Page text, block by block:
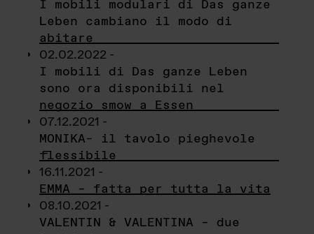
I mobili modulari di Das ganze
Leben cambiano il modo di
abitare
02.02.2022 -
I mobili di Das ganze Leben
sono ora disponibili nel
negozio smow a Essen
07.12.2021 -
MONIKA– il tavolo pieghevole
flessibile
16.11.2021 -
EMMA – fatta per tutta la vita
08.10.2021 -
VALENTIN & VALENTINA – due